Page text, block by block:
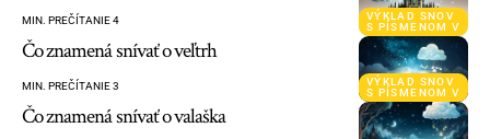
VÝKLAD SNOV
S PÍSMENOM V
MIN. PREČÍTANIE 4
VÝKLAD SNOV
S PÍSMENOM V
Čo znamená snívať o veľtrh
MIN. PREČÍTANIE 3
Čo znamená snívať o valaška